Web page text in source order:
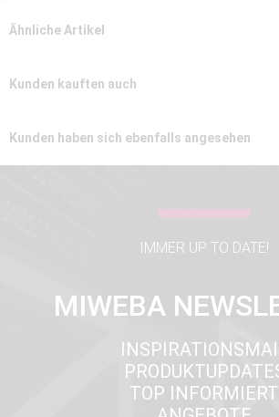
Ähnliche Artikel
Kunden kauften auch
Kunden haben sich ebenfalls angesehen
IMMER UP TO DATE!
MIWEBA
TOP INFORMIERT